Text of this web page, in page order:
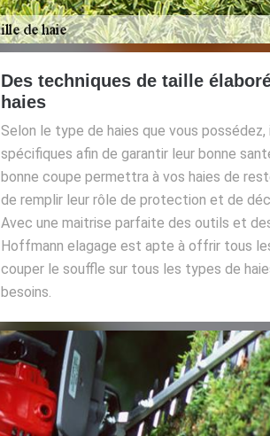
Des techniques de taille
haies
Selon le type de haies que vous
spécifiques afin de garantir leur bonne
bonne coupe permettra à vos haies de
de remplir leur rôle de protection et de
Avec une maitrise parfaite des outils et
Hoffmann elagage est apte à offrir tous
couper le souffle sur tous les types de
besoins.